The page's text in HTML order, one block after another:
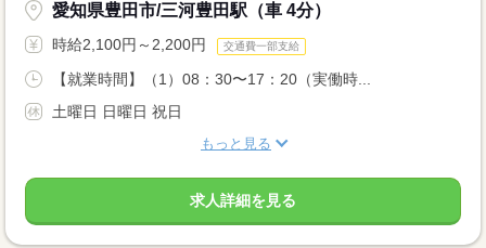
愛知県豊田市/三河豊田駅（車 4分）
時給2,100円～2,200円 交通費一部支給
【就業時間】（1）08：30〜17：20（実働時...
土曜日 日曜日 祝日
もっと見る
求人詳細を見る